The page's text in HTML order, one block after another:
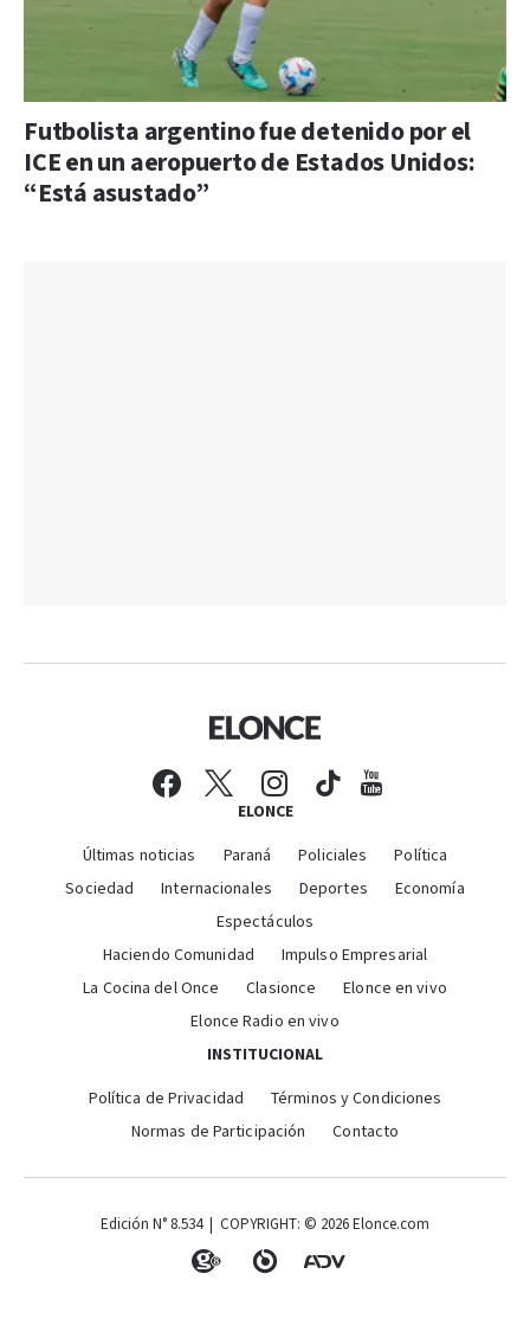
Futbolista argentino fue detenido por el
ICE en un aeropuerto de Estados Unidos:
“Está asustado”
ELONCE
Últimas noticias Paraná Policiales
Política
Sociedad
Internacionales Deportes
Economía
Espectáculos
Haciendo Comunidad
Impulso Empresarial
La Cocina del Once
Clasionce
Elonce en vivo
Elonce Radio en vivo
INSTITUCIONAL
Política de Privacidad
Términos y Condiciones
Normas de Participación
Contacto
Edición N° 8.534 | COPYRIGHT: © 2026 Elonce.com